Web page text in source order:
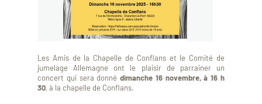
Les Amis de la Chapelle de Conflans et le Comité de
jumelage Allemagne ont le plaisir de parrainer un
concert qui sera donnédimanche 16 novembre, à 16 h
30, à la chapelle de Conflans.